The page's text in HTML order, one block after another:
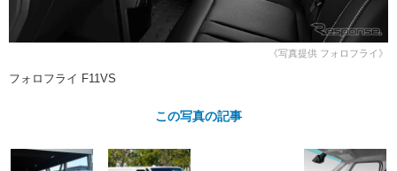
フィルム・ラッピング
ストップ 不具合修理＆粗悪修理
カーメーカー「旧車」関連プロジェ
クト
コラム
ショップ紹介
《写真提供 フォロフライ》
フォロフライ F11VS
この写真の記事